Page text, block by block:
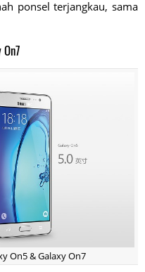
ponsel terjangkau, sama
On5 & Galaxy On7